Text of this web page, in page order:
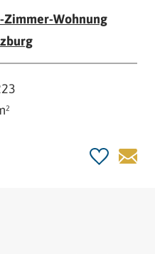
Zimmer-Wohnung